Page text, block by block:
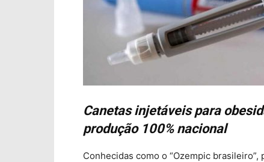
Canetas injetáveis para
produção 100% nacional
Conhecidas como o “Ozempic